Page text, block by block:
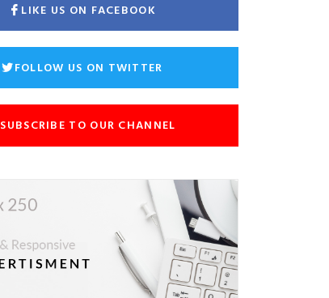
LIKE US ON FACEBOOK
FOLLOW US ON TWITTER
SUBSCRIBE TO OUR CHANNEL